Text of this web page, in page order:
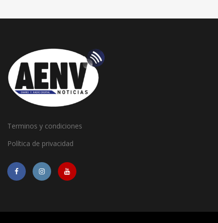
Terminos y condiciones
Política de privacidad